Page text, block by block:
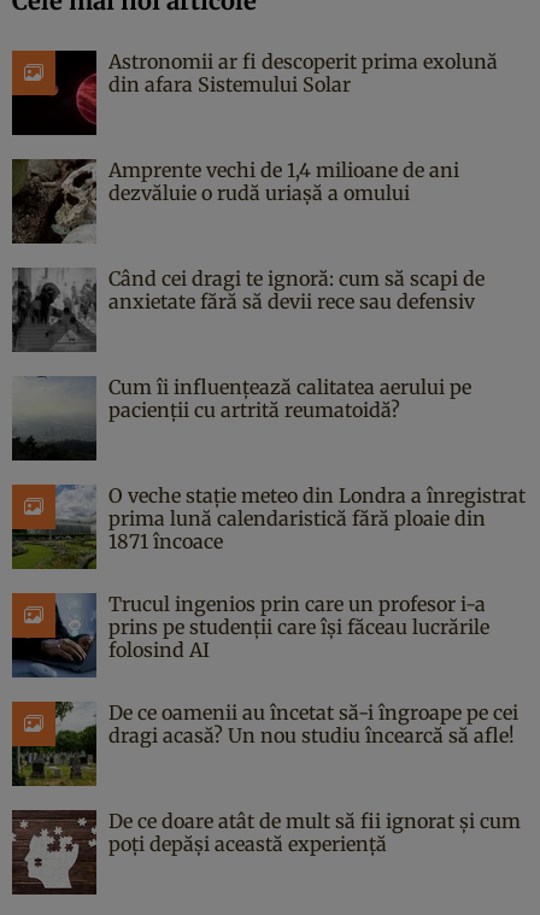
Astronomii ar fi descoperit prima exolună
din afara Sistemului Solar
Amprente vechi de 1,4 milioane de ani
dezvăluie o rudă uriașă a omului
Când cei dragi te ignoră: cum să scapi de
anxietate fără să devii rece sau defensiv
Cum îi influențează calitatea aerului pe
pacienții cu artrită reumatoidă?
O veche stație meteo din Londra a înregistrat
prima lună calendaristică fără ploaie din
1871 încoace
Trucul ingenios prin care un profesor i-a
prins pe studenții care își făceau lucrările
folosind AI
De ce oamenii au încetat să-i îngroape pe cei
dragi acasă? Un nou studiu încearcă să afle!
De ce doare atât de mult să fii ignorat și cum
poți depăși această experiență